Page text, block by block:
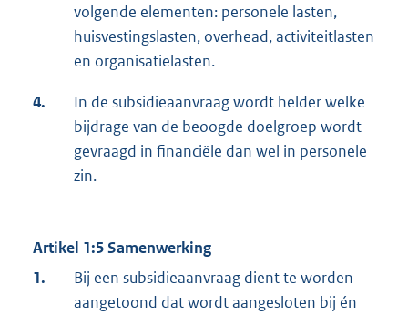
volgende elementen: personele lasten,
huisvestingslasten, overhead, activiteitlasten
en organisatielasten.
4.
In de subsidieaanvraag wordt helder welke
bijdrage van de beoogde doelgroep wordt
gevraagd in financiële dan wel in personele
zin.
Artikel 1:5 Samenwerking
1.
Bij een subsidieaanvraag dient te worden
aangetoond dat wordt aangesloten bij én